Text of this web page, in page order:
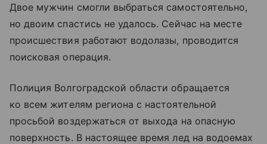
Двое мужчин смогли выбраться самостоятельно,
но двоим спастись не удалось. Сейчас на месте
происшествия работают водолазы, проводится
поисковая операция.
Полиция Волгоградской области обращается
ко всем жителям региона с настоятельной
просьбой воздержаться от выхода на опасную
поверхность. В настоящее время лед на водоемах